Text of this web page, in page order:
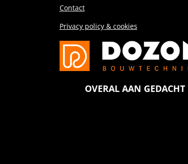
Contact
Privacy policy & cookies
OVERAL AAN GEDACHT